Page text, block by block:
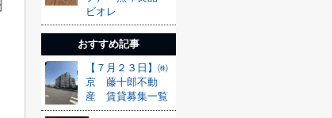
ビオレ
おすすめ記事
【７月２３日】㈱
京 藤十郎不動
産 賃貸募集一覧